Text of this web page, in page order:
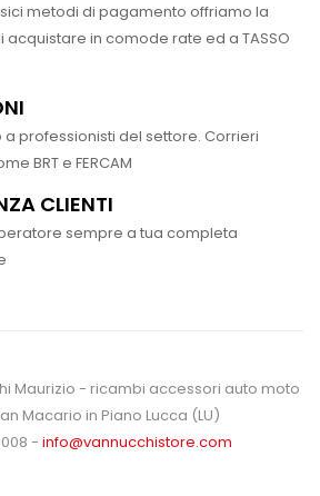
metodi di pagamento offriamo la
acquistare in comode rate ed a TASSO
professionisti del settore. Corrieri
BRT e FERCAM
CLIENTI
sempre a tua completa
Maurizio - ricambi accessori auto moto
Macario in Piano Lucca (LU)
- info@vannucchistore.com